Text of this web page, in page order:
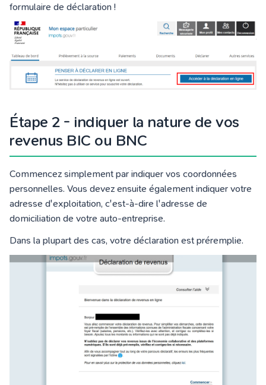
formulaire de déclaration !
Étape 2 - indiquer la nature de vos
revenus BIC ou BNC
Commencez simplement par indiquer vos coordonnées
personnelles. Vous devez ensuite également indiquer votre
adresse d'exploitation, c'est-à-dire l'adresse de
domiciliation de votre auto-entreprise.
Dans la plupart des cas, votre déclaration est préremplie.